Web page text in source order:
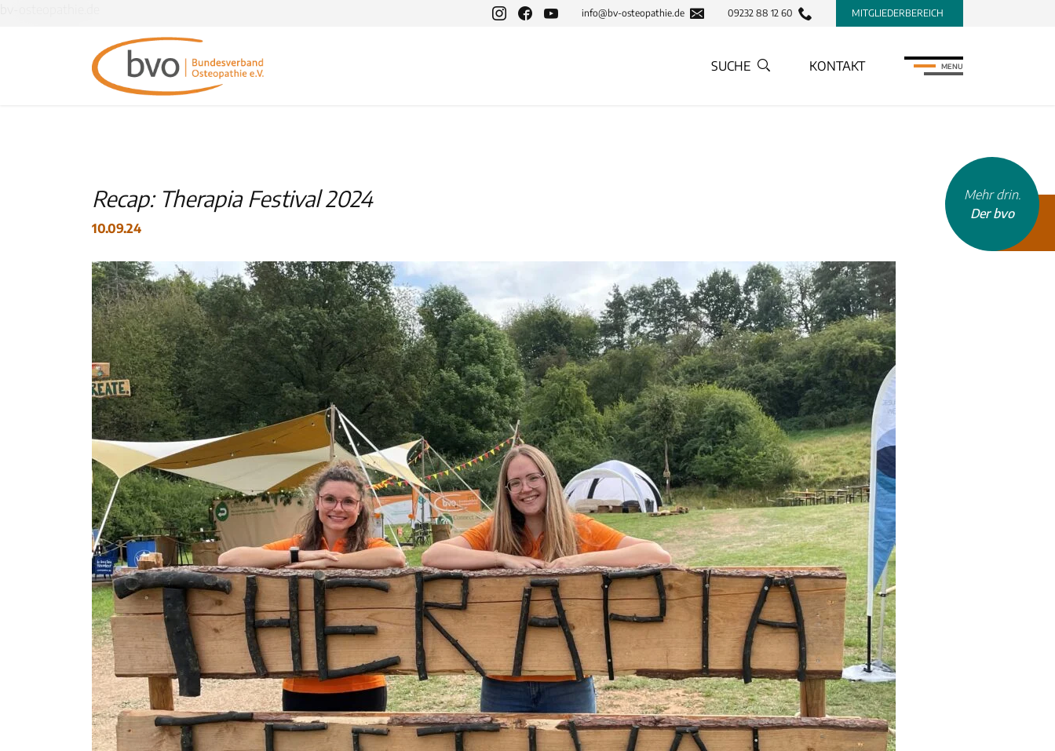
info@bv-osteopathie.de 09232 88 12 60 MITGLIEDERBEREICH
SUCHE KONTAKT MENU
Recap: Therapia Festival 2024
10.09.24
Mehr drin.
Der bvo
INHALTSTYP
Therapeuten
Schulen
Krankenkassen
Neuigkeiten
Kleinanzeigen
Veranstaltungen
Inhaltsseiten